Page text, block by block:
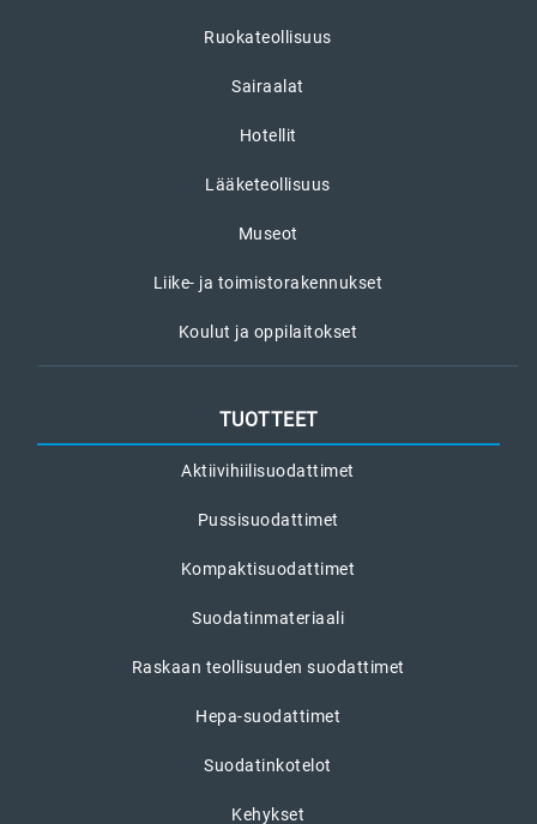
Ruokateollisuus
Sairaalat
Hotellit
Lääketeollisuus
Museot
Liike- ja toimistorakennukset
Koulut ja oppilaitokset
TUOTTEET
Aktiivihiilisuodattimet
Pussisuodattimet
Kompaktisuodattimet
Suodatinmateriaali
Raskaan teollisuuden suodattimet
Hepa-suodattimet
Suodatinkotelot
Kehykset